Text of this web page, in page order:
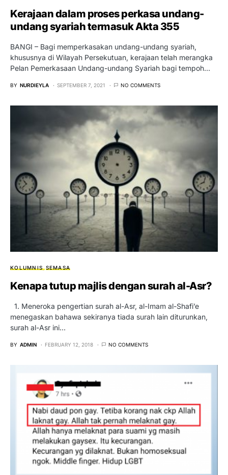
Kerajaan dalam proses perkasa undang-
undang syariah termasuk Akta 355
BANGI – Bagi memperkasakan undang-undang syariah,
khususnya di Wilayah Persekutuan, kerajaan telah merangka
Pelan Pemerkasaan Undang-undang Syariah bagi tempoh…
BY NURDIEYLA SEPTEMBER 7, 2021 NO COMMENTS
KOLUMNIS SEMASA
Kenapa tutup majlis dengan surah al-Asr?
1. Meneroka pengertian surah al-Asr, al-Imam al-Shafi’e
menegaskan bahawa sekiranya tiada surah lain diturunkan,
surah al-Asr ini…
BY ADMIN FEBRUARY 12, 2018 NO COMMENTS